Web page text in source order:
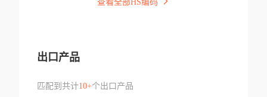
查看全部HS编码
出口产品
匹配到共计10+个出口产品